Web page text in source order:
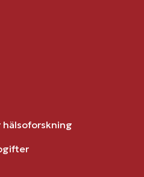
hälsoforskning